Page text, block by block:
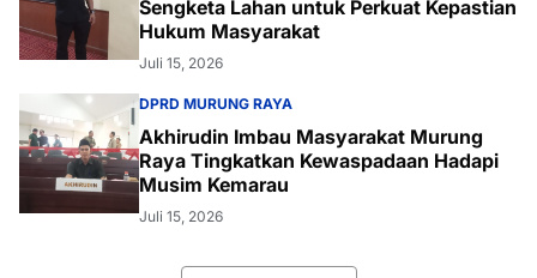
Sengketa Lahan untuk Perkuat Kepastian
Hukum Masyarakat
Juli 15, 2026
DPRD MURUNG RAYA
Akhirudin Imbau Masyarakat Murung
Raya Tingkatkan Kewaspadaan Hadapi
Musim Kemarau
Juli 15, 2026